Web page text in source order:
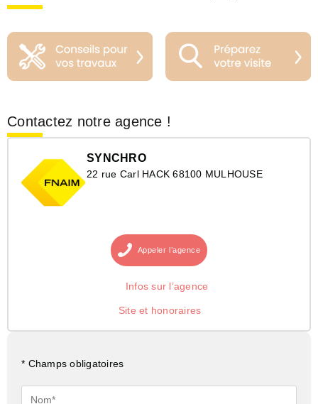
Contactez notre agence !
SYNCHRO
22 rue Carl HACK 68100 MULHOUSE
Appeler l’agence
Infos sur l’agence
Site et honoraires
* Champs obligatoires
Nom*